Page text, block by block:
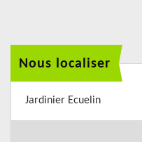
Nous localiser
Jardinier Ecuelin